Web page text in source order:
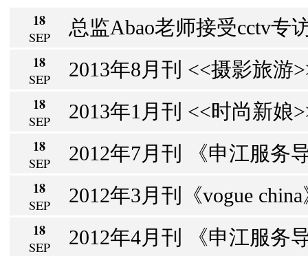
18
SEP 总监Abao老师接受cctv专
18
SEP 2013年8月刊 <<摄影旅游
18
SEP 2013年1月刊 <<时尚新娘
18
SEP 2012年7月刊 《申江服务
18
SEP 2012年3月刊《vogue
18
SEP 2012年4月刊 《申江服务